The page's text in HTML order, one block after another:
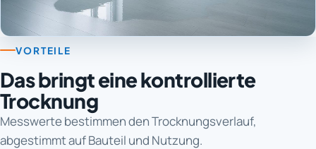
VORTEILE
Das bringt eine kontrollierte
Trocknung
Messwerte bestimmen den Trocknungsverlauf,
abgestimmt auf Bauteil und Nutzung.